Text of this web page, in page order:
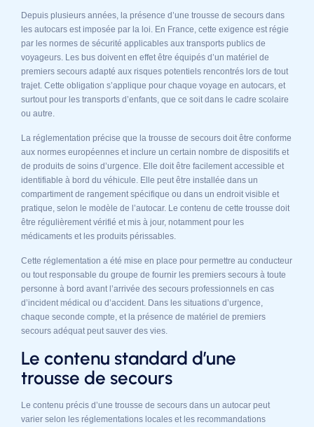
Depuis plusieurs années, la présence d’une trousse de secours dans
les autocars est imposée par la loi. En France, cette exigence est régie
par les normes de sécurité applicables aux transports publics de
voyageurs. Les bus doivent en effet être équipés d’un matériel de
premiers secours adapté aux risques potentiels rencontrés lors de tout
trajet. Cette obligation s’applique pour chaque voyage en autocars, et
surtout pour les transports d’enfants, que ce soit dans le cadre scolaire
ou autre.
La réglementation précise que la trousse de secours doit être conforme
aux normes européennes et inclure un certain nombre de dispositifs et
de produits de soins d’urgence. Elle doit être facilement accessible et
identifiable à bord du véhicule. Elle peut être installée dans un
compartiment de rangement spécifique ou dans un endroit visible et
pratique, selon le modèle de l’autocar. Le contenu de cette trousse doit
être régulièrement vérifié et mis à jour, notamment pour les
médicaments et les produits périssables.
Cette réglementation a été mise en place pour permettre au conducteur
ou tout responsable du groupe de fournir les premiers secours à toute
personne à bord avant l’arrivée des secours professionnels en cas
d’incident médical ou d’accident. Dans les situations d’urgence,
chaque seconde compte, et la présence de matériel de premiers
secours adéquat peut sauver des vies.
Le contenu standard d’une
trousse de secours
Le contenu précis d’une trousse de secours dans un autocar peut
varier selon les réglementations locales et les recommandations